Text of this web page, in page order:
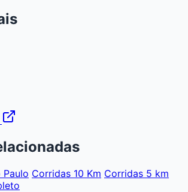
Paulo Corridas 10 Km Corridas 5 km